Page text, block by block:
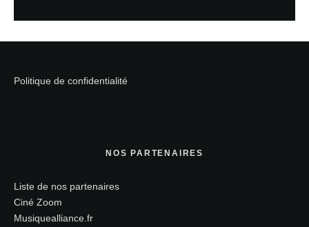
Politique de confidentialité
NOS PARTENAIRES
Liste de nos partenaires
Ciné Zoom
Musiquealliance.fr